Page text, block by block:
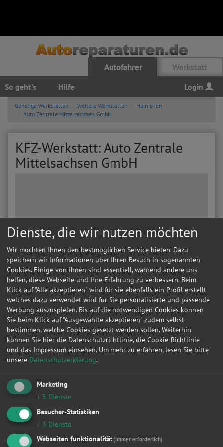
Autofahrer Werkstatt
So geht's Hilfe Login
Günstige Werkstätten weitere Werkstätten
Hainichen
Auto Zentrale Mittelsachsen GmbH
KFZ-Werkstatt: Auto Zentrale
Mittelsachsen GmbH
Kontakt
Auto Zentrale Mittelsachsen GmbH
Ahornstr. 2
09661 Hainichen
Dienste, die wir nutzen möchten
Wir möchten Ihnen den bestmöglichen Service bieten. Dazu
speichern wir Informationen über Ihren Besuch in sogenannten
Cookies. Einige von ihnen sind essentiell, während andere uns
helfen, diese Webseite und Ihre Erfahrung zu verbessern. Beim
Klick auf "Alle akzeptieren" wird für sie ebenfalls ein Profil erstellt
welches dazu verwendet wird für Sie personalisierte und passende
Werbung auszuspielen. Bis auf die notwendigen Cookies können
Sie beim Klick auf "Ausgewählte akzeptieren" zudem selbst
bestimmen, welche Cookies gesetzt werden sollen. Weiterhin
können Sie hier die Datenschutzrichtlinie, die Cookie-Richtlinie
und das Impressum einsehen. Um mehr zu erfahren, lesen Sie bitte
unsere Datenschutzerklärung.
Marketing
↓ 5 Dienste
Besucher-Statistiken
↓ 3 Dienste
Webseiten funktionalität(immer erforderlich)